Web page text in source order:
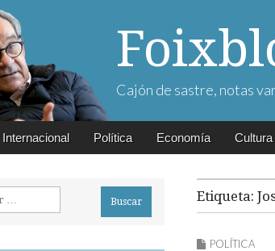
Cajón de sastre, notas
Internacional Política Economía Cultura
Etiqueta:
POLÍTICA